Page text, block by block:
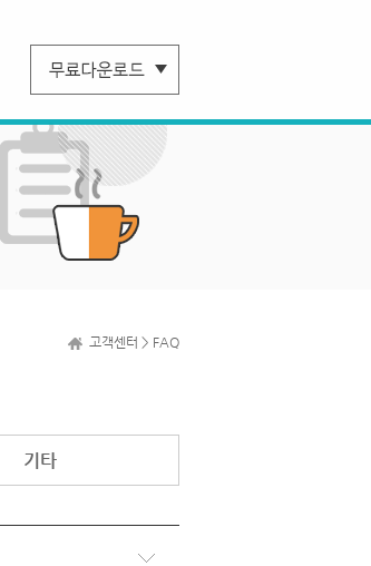
고객센터 > FAQ
기타